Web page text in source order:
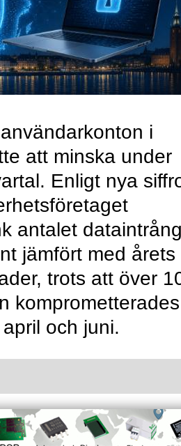
i
att minska under
Enligt nya
antalet
jämfört med årets
trots att över
komprometterades
och juni.